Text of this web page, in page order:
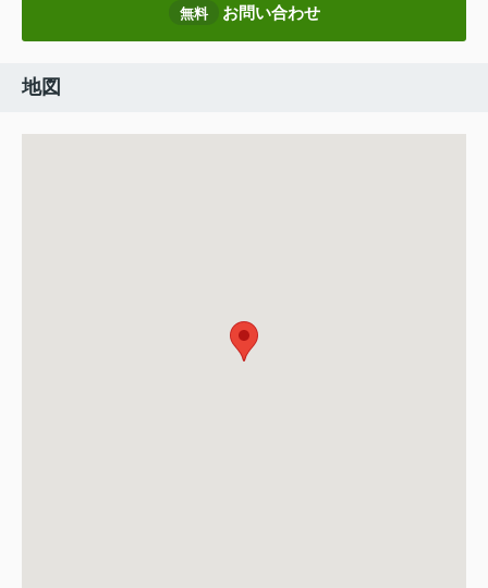
無料 お問い合わせ
地図